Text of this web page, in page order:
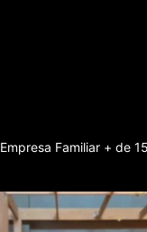
Empresa Familiar + de